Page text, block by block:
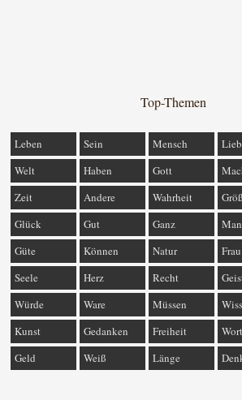
Top-Themen
Leben Sein Mensch
Welt
Haben Gott
Zeit
Andere Wahrheit
Glück
Gut Ganz
Güte
Können Natur
Frau
Seele
Herz Recht
Würde
Ware Müssen
Kunst
Gedanken Freiheit
Wort
Geld
Weiß Länge